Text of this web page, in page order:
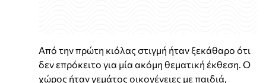
Από την πρώτη κιόλας στιγμή ήταν ξεκάθαρο ότι
δεν επρόκειτο για μία ακόμη θεματική έκθεση. Ο
χώρος ήταν γεμάτος οικογένειες με παιδιά,